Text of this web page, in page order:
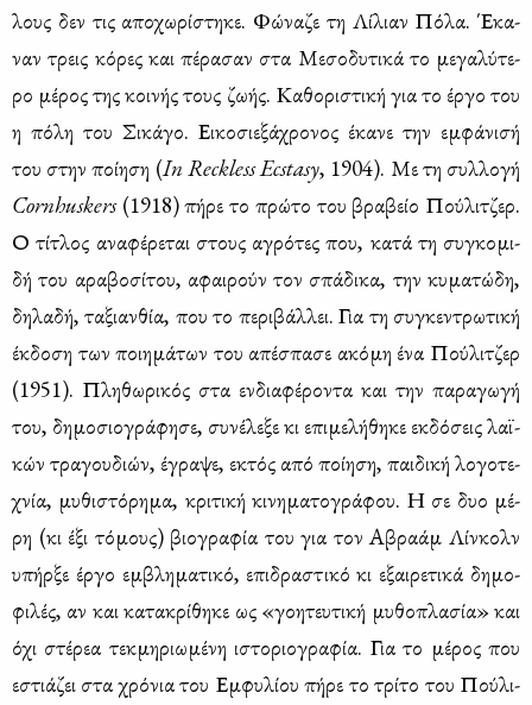
λους δεν τις απο­χω­ρί­στη­κε. Φώ­να­ζε τη Λί­λιαν Πό­λα. Έκα­
ναν τρεις κό­ρες και πέ­ρα­σαν στα Με­σο­δυ­τι­κά το με­γα­λύ­τε­
ρο μέ­ρος της κοι­νής τους ζω­ής. Κα­θο­ρι­στι­κή για το έρ­γο του
η πό­λη του Σι­κά­γο. Ει­κο­σιε­ξά­χρο­νος έκα­νε την εμ­φά­νι­σή
του στην ποί­η­ση (InRecklessEcstasy, 1904). Με τη συλ­λο­γή
Cornhuskers(1918) πή­ρε το πρώ­το του βρα­βείο Πού­λι­τζερ.
Ο τί­τλος ανα­φέ­ρε­ται στους αγρό­τες που, κα­τά τη συ­γκο­μι­
δή του αρα­βο­σί­του, αφαι­ρούν τον σπά­δι­κα, την κυ­μα­τώ­δη,
δη­λα­δή, τα­ξιαν­θία, που το πε­ρι­βάλ­λει. Για τη συ­γκε­ντρω­τι­κή
έκ­δο­ση των ποι­η­μά­των του απέ­σπα­σε ακό­μη ένα Πού­λι­τζερ
(1951). Πλη­θω­ρι­κός στα εν­δια­φέ­ρο­ντα και την πα­ρα­γω­γή
του, δη­μο­σιο­γρά­φη­σε, συ­νέ­λε­ξε κι επι­με­λή­θη­κε εκ­δό­σεις λαϊ­
κών τρα­γου­διών, έγρα­ψε, εκτός από ποί­η­ση, παι­δι­κή λο­γο­τε­
χνία, μυ­θι­στό­ρη­μα, κρι­τι­κή κι­νη­μα­το­γρά­φου. Η σε δυο μέ­
ρη (κι έξι τό­μους) βιο­γρα­φία του για τον Αβρα­άμ Λίν­κολν
υπήρ­ξε έρ­γο εμ­βλη­μα­τι­κό, επι­δρα­στι­κό κι εξαι­ρε­τι­κά δη­μο­
φι­λές, αν και κα­τα­κρί­θη­κε ως «γοη­τευ­τι­κή μυ­θο­πλα­σία» και
όχι στέ­ρεα τεκ­μη­ριω­μέ­νη ιστο­ριο­γρα­φία. Για το μέ­ρος που
εστιά­ζει στα χρό­νια του Εμ­φυ­λί­ου πή­ρε το τρί­το του Πού­λι­